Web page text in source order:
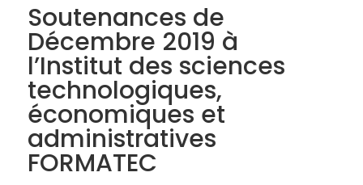
Soutenances de
Décembre 2019 à
l’Institut des sciences
technologiques,
économiques et
administratives
FORMATEC